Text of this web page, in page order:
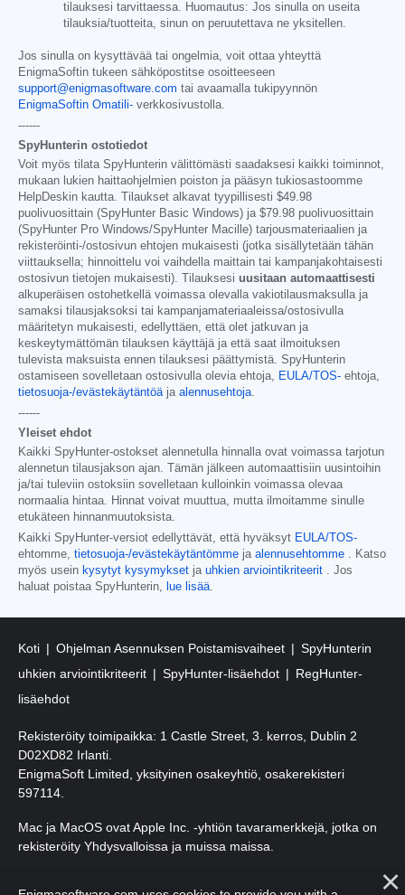
tilauksesi tarvittaessa. Huomautus: Jos sinulla on useita
tilauksia/tuotteita, sinun on peruutettava ne yksitellen.
Jos sinulla on kysyttävää tai ongelmia, voit ottaa yhteyttä
EnigmaSoftin tukeen sähköpostitse osoitteeseen
support@enigmasoftware.com tai avaamalla tukipyynnön
EnigmaSoftin Omatili- verkkosivustolla.
------
SpyHunterin ostotiedot
Voit myös tilata SpyHunterin välittömästi saadaksesi kaikki toiminnot,
mukaan lukien haittaohjelmien poiston ja pääsyn tukiosastoomme
HelpDeskin kautta. Tilaukset alkavat tyypillisesti $49.98
puolivuosittain (SpyHunter Basic Windows) ja $79.98 puolivuosittain
(SpyHunter Pro Windows/SpyHunter Macille) tarjousmateriaalien ja
rekisteröinti-/ostosivun ehtojen mukaisesti (jotka sisällytetään tähän
viittauksella; hinnoittelu voi vaihdella maittain tai kampanjakohtaisesti
ostosivun tietojen mukaisesti). Tilauksesi uusitaan automaattisesti
alkuperäisen ostohetkellä voimassa olevalla vakiotilausmaksulla ja
samaksi tilausjaksoksi tai kampanjamateriaaleissa/ostosivulla
määritetyn mukaisesti, edellyttäen, että olet jatkuvan ja
keskeytymättömän tilauksen käyttäjä ja että saat ilmoituksen
tulevista maksuista ennen tilauksesi päättymistä. SpyHunterin
ostamiseen sovelletaan ostosivulla olevia ehtoja, EULA/TOS- ehtoja,
tietosuoja-/evästekäytäntöäja alennusehtoja.
------
Yleiset ehdot
Kaikki SpyHunter-ostokset alennetulla hinnalla ovat voimassa tarjotun
alennetun tilausjakson ajan. Tämän jälkeen automaattisiin uusintoihin
ja/tai tuleviin ostoksiin sovelletaan kulloinkin voimassa olevaa
normaalia hintaa. Hinnat voivat muuttua, mutta ilmoitamme sinulle
etukäteen hinnanmuutoksista.
Kaikki SpyHunter-versiot edellyttävät, että hyväksyt EULA/TOS-
ehtomme, tietosuoja-/evästekäytäntömme ja alennusehtomme . Katso
myös usein kysytyt kysymykset ja uhkien arviointikriteerit . Jos
haluat poistaa SpyHunterin, lue lisää.
Koti Ohjelman Asennuksen Poistamisvaiheet
SpyHunterin
uhkien arviointikriteerit
SpyHunter-lisäehdot
RegHunter-
lisäehdot
Rekisteröity toimipaikka: 1 Castle Street, 3. kerros, Dublin 2
D02XD82 Irlanti.
EnigmaSoft Limited, yksityinen osakeyhtiö, osakerekisteri
597114.
Mac ja MacOS ovat Apple Inc. -yhtiön tavaramerkkejä, jotka on
rekisteröity Yhdysvalloissa ja muissa maissa.